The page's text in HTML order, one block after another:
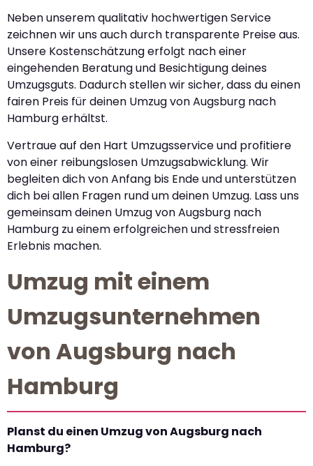
Neben unserem qualitativ hochwertigen Service
zeichnen wir uns auch durch transparente Preise aus.
Unsere Kostenschätzung erfolgt nach einer
eingehenden Beratung und Besichtigung deines
Umzugsguts. Dadurch stellen wir sicher, dass du einen
fairen Preis für deinen Umzug von Augsburg nach
Hamburg erhältst.
Vertraue auf den Hart Umzugsservice und profitiere
von einer reibungslosen Umzugsabwicklung. Wir
begleiten dich von Anfang bis Ende und unterstützen
dich bei allen Fragen rund um deinen Umzug. Lass uns
gemeinsam deinen Umzug von Augsburg nach
Hamburg zu einem erfolgreichen und stressfreien
Erlebnis machen.
Umzug mit einem
Umzugsunternehmen
von Augsburg nach
Hamburg
Planst du einen Umzug von Augsburg nach
Hamburg?